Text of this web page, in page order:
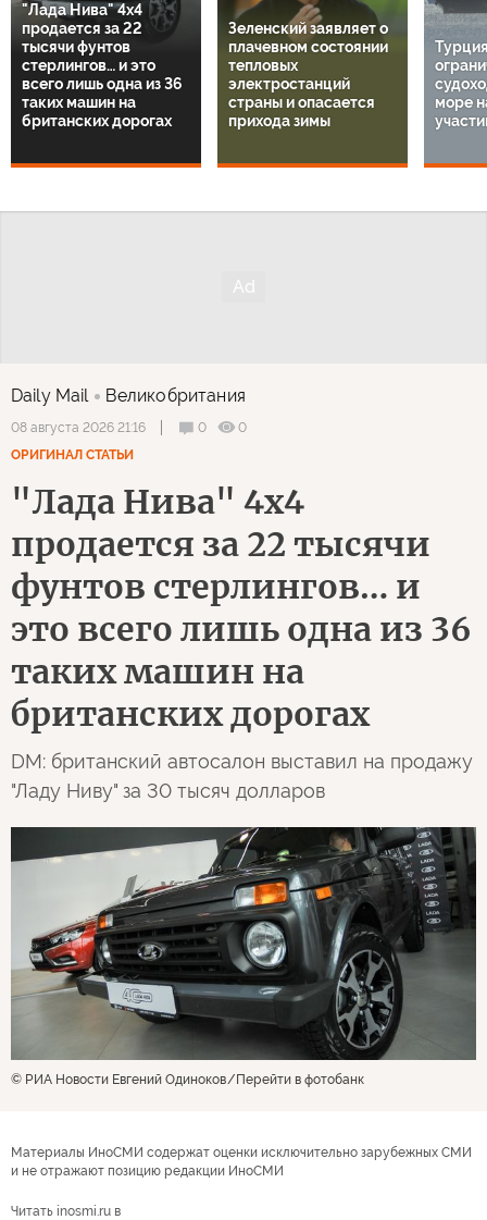
"Лада Нива" 4х4
продается за 22
тысячи фунтов
стерлингов… и это
всего лишь одна из 36
таких машин на
британских дорогах
Зеленский заявляет о
плачевном состоянии
тепловых
электростанций
страны и опасается
прихода зимы
море
Daily Mail Великобритания
08 августа 2026 21:16 0
0
ОРИГИНАЛ СТАТЬИ
"Лада Нива" 4х4
продается за 22 тысячи
фунтов стерлингов… и
это всего лишь одна из 36
таких машин на
британских дорогах
DM: британский автосалон выставил на продажу
"Ладу Ниву" за 30 тысяч долларов
© РИА Новости Евгений Одиноков Перейти в фотобанк
Материалы ИноСМИ содержат оценки исключительно зарубежных СМИ
и не отражают позицию редакции ИноСМИ
Читать inosmi.ru в